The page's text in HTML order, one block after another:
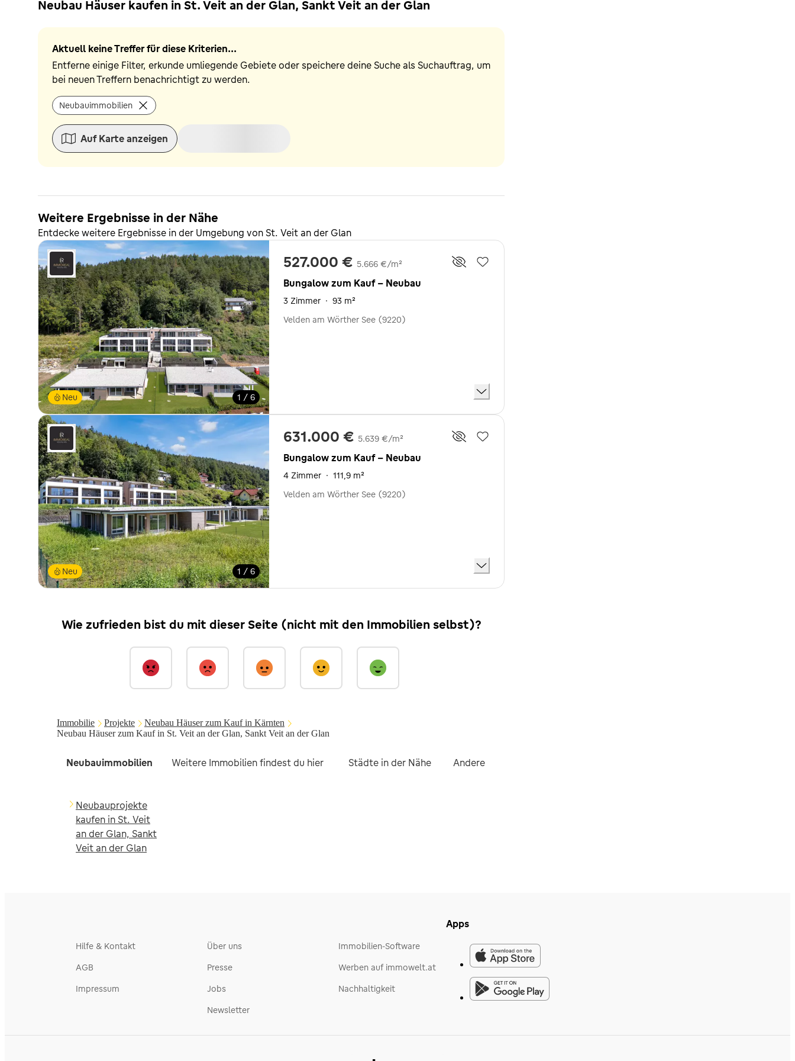
Neubau Häuser kaufen in St. Veit an der Glan, Sankt Veit an der Glan
Aktuell keine Treffer für diese Kriterien...
Entferne einige Filter, erkunde umliegende Gebiete oder speichere deine Suche als Suchauftrag, um
bei neuen Treffern benachrichtigt zu werden.
Neubauimmobilien
Auf Karte anzeigen
Weitere Ergebnisse in der Nähe
Entdecke weitere Ergebnisse in der Umgebung von St. Veit an der Glan
1 / 6
Neu
527.000 € 5.666 €/m²
Bungalow zum Kauf - Neubau
3 Zimmer · 93 m²
Velden am Wörther See (9220)
1 / 6
Neu
631.000 € 5.639 €/m²
Bungalow zum Kauf - Neubau
4 Zimmer · 111,9 m²
Velden am Wörther See (9220)
Wie zufrieden bist du mit dieser Seite (nicht mit den Immobilien selbst)?
Immobilie Projekte
Neubau Häuser zum Kauf in Kärnten
Neubau Häuser zum Kauf in St. Veit an der Glan, Sankt Veit an der Glan
Neubauimmobilien Weitere Immobilien findest du hier Städte in der Nähe Andere
Neubauprojekte
kaufen in St. Veit
an der Glan, Sankt
Veit an der Glan
Hilfe & Kontakt
AGB
Impressum
Über uns
Presse
Jobs
Newsletter
Immobilien-Software
Werben auf immowelt.at
Nachhaltigkeit
Apps